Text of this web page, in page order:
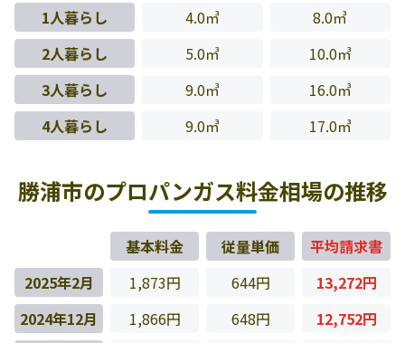
1人暮らし
4.0㎥
8.0㎥
2人暮らし
5.0㎥
10.0㎥
3人暮らし
9.0㎥
16.0㎥
4人暮らし
9.0㎥ 17.0㎥
勝浦市のプロパンガス料金相場の推移
基本料金 従量単価
平均請求書
2025年2月
1,873円 644円
13,272円
2024年12月
1,866円 648円
12,752円